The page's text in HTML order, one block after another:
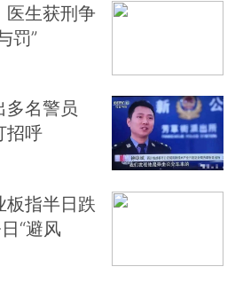
医生获刑争
罚”
多名警员
招呼
板指半日跌
“避风